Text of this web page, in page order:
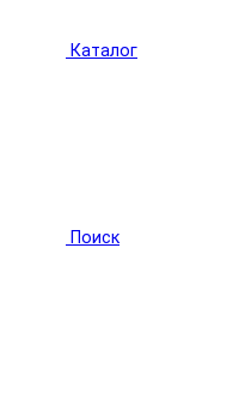
Каталог
Поиск